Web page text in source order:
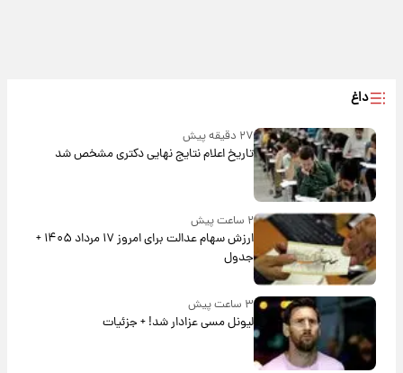
داغ
۲۷ دقیقه پیش
تاریخ اعلام نتایج نهایی دکتری مشخص شد
۲ ساعت پیش
ارزش سهام عدالت برای امروز ۱۷ مرداد ۱۴۰۵ +
جدول
۳ ساعت پیش
لیونل مسی عزادار شد! + جزئیات